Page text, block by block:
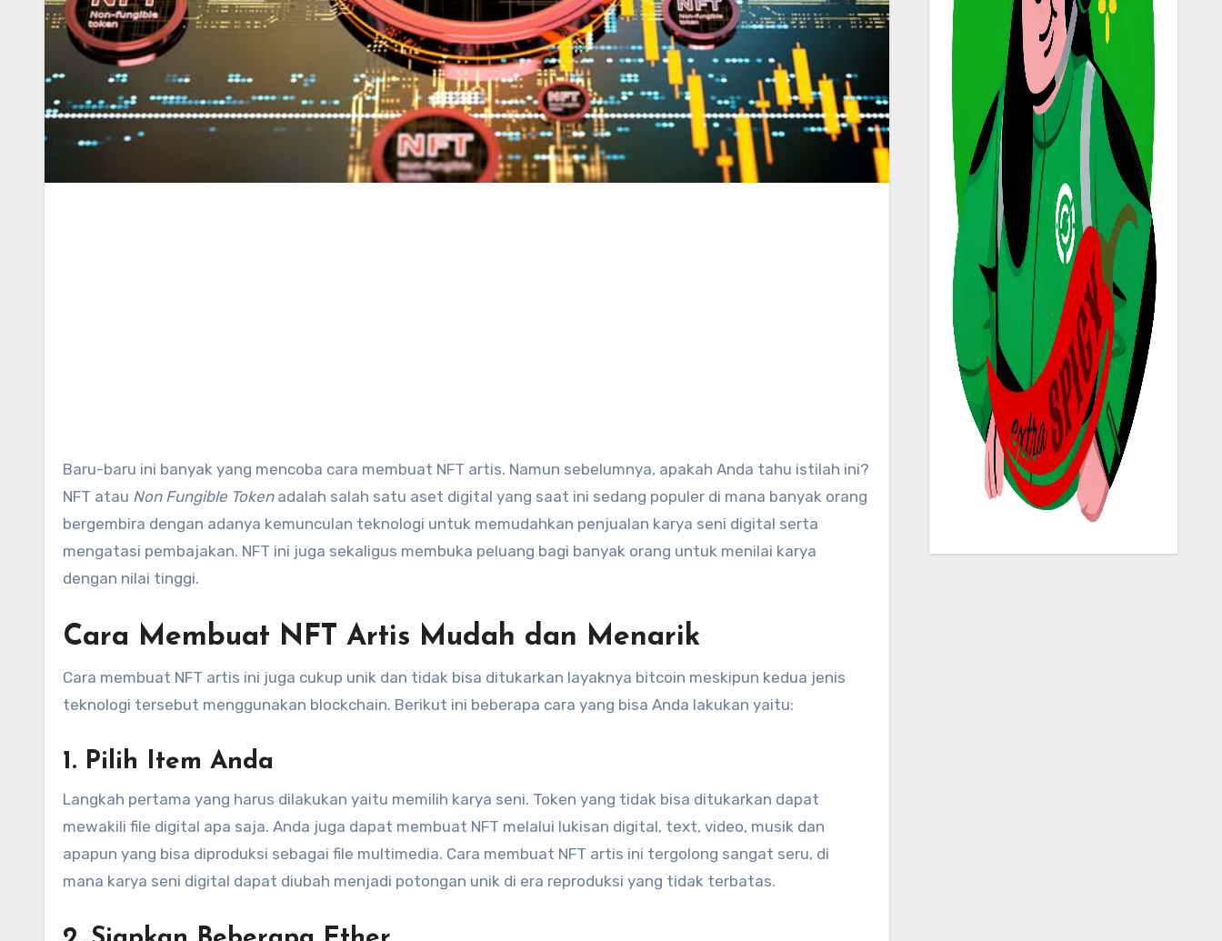
Baru-baru ini banyak yang mencoba cara membuat NFT artis. Namun sebelumnya, apakah Anda tahu istilah ini?
NFT atau Non Fungible Tokenadalah salah satu aset digital yang saat ini sedang populer di mana banyak orang
bergembira dengan adanya kemunculan teknologi untuk memudahkan penjualan karya seni digital serta
mengatasi pembajakan. NFT ini juga sekaligus membuka peluang bagi banyak orang untuk menilai karya
dengan nilai tinggi.
Cara Membuat NFT Artis Mudah dan Menarik
Cara membuat NFT artis ini juga cukup unik dan tidak bisa ditukarkan layaknya bitcoin meskipun kedua jenis
teknologi tersebut menggunakan blockchain. Berikut ini beberapa cara yang bisa Anda lakukan yaitu:
1. Pilih Item Anda
Langkah pertama yang harus dilakukan yaitu memilih karya seni. Token yang tidak bisa ditukarkan dapat
mewakili file digital apa saja. Anda juga dapat membuat NFT melalui lukisan digital, text, video, musik dan
apapun yang bisa diproduksi sebagai file multimedia. Cara membuat NFT artis ini tergolong sangat seru, di
mana karya seni digital dapat diubah menjadi potongan unik di era reproduksi yang tidak terbatas.